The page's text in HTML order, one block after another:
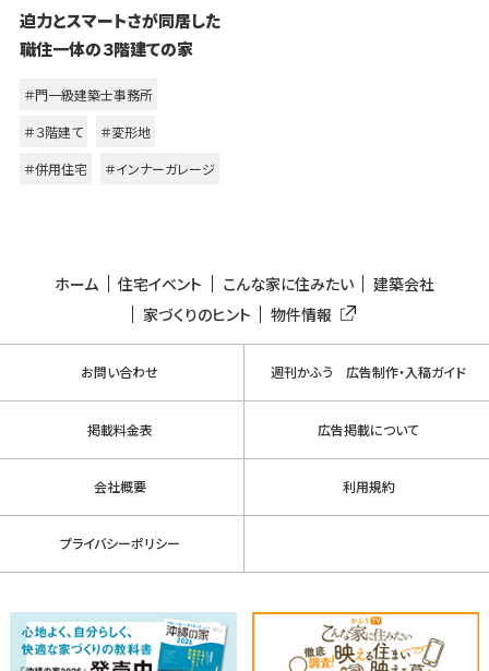
迫力とスマートさが同居した
職住一体の３階建ての家
＃門一級建築士事務所
＃３階建て
＃変形地
＃併用住宅
＃インナーガレージ
ホーム 住宅イベント こんな家に住みたい
建築会社
家づくりのヒント
物件情報
お問い合わせ 週刊かふう 広告制作・入稿ガイド
掲載料金表 広告掲載について
会社概要 利用規約
プライバシーポリシー